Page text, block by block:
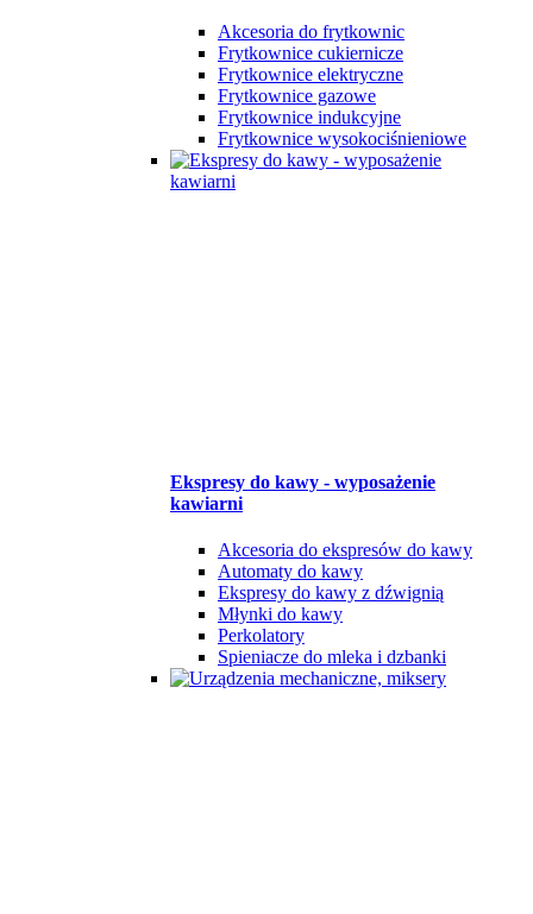
Akcesoria do frytkownic
Frytkownice cukiernicze
Frytkownice elektryczne
Frytkownice gazowe
Frytkownice indukcyjne
Frytkownice wysokociśnieniowe
Ekspresy do kawy - wyposażenie
kawiarni
Akcesoria do ekspresów do kawy
Automaty do kawy
Ekspresy do kawy z dźwignią
Młynki do kawy
Perkolatory
Spieniacze do mleka i dzbanki